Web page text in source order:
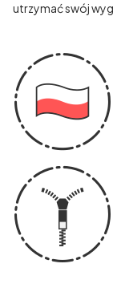
utrzymać swój